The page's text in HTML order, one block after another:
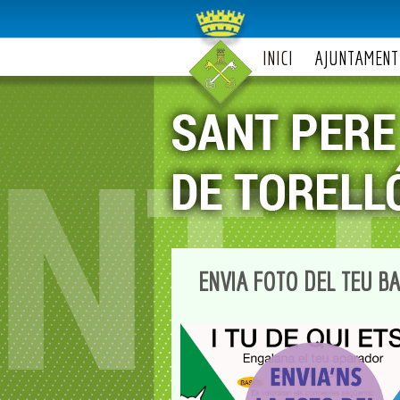
INICI AJUNTAMENT
ENVIA FOTO DEL TEU